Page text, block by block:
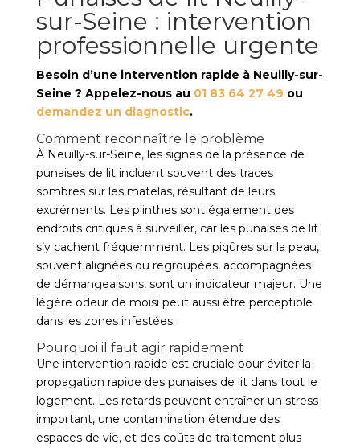
sur-Seine : intervention
professionnelle urgente
Besoin d’une intervention rapide à Neuilly-sur-
Seine ? Appelez-nous au 01 83 64 27 49 ou
demandez un diagnostic.
Comment reconnaître le problème
À Neuilly-sur-Seine, les signes de la présence de
punaises de lit incluent souvent des traces
sombres sur les matelas, résultant de leurs
excréments. Les plinthes sont également des
endroits critiques à surveiller, car les punaises de lit
s’y cachent fréquemment. Les piqûres sur la peau,
souvent alignées ou regroupées, accompagnées
de démangeaisons, sont un indicateur majeur. Une
légère odeur de moisi peut aussi être perceptible
dans les zones infestées.
Pourquoi il faut agir rapidement
Une intervention rapide est cruciale pour éviter la
propagation rapide des punaises de lit dans tout le
logement. Les retards peuvent entraîner un stress
important, une contamination étendue des
espaces de vie, et des coûts de traitement plus